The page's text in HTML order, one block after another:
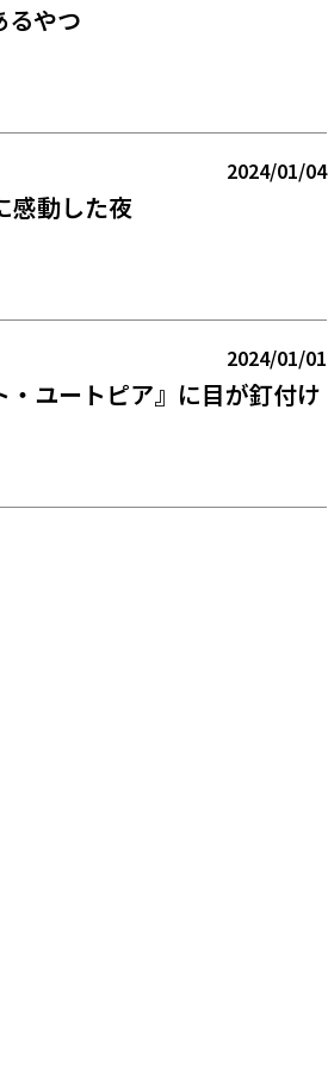
るやつ
2024/01/04
感動した夜
2024/01/01
ユートピア』に目が釘付け